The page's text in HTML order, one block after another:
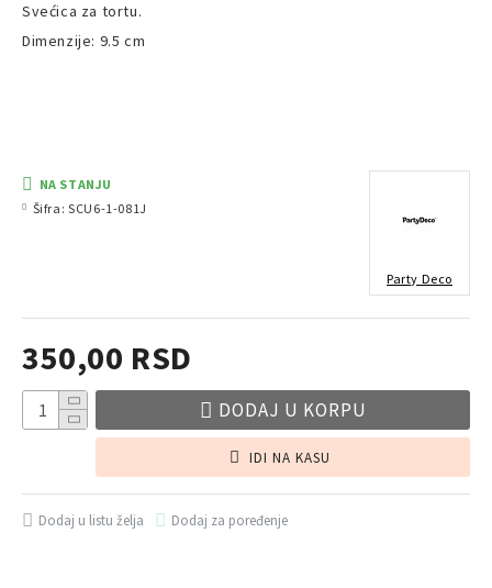
Svećica za tortu.
Dimenzije: 9.5 cm
350,00 RSD
NA STANJU
Šifra: SCU6-1-081J
Party Deco
DODAJ U KORPU
IDI NA KASU
Dodaj u listu želja Dodaj za poređenje